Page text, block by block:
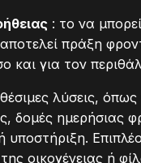
: το να
πράξη
και για τον
λύσεις, όπως
δομές ημερήσιας
υποστήριξη.
οικογένειας ή